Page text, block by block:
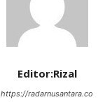
Editor:Rizal
https://radarnusantara.co